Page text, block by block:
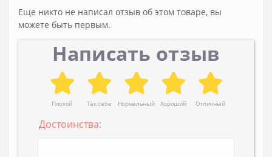
Еще никто не написал отзыв об этом товаре, вы
можете быть первым.
Написать отзыв
Плохой Так себе Нормальный Хороший Отличный
Достоинства: